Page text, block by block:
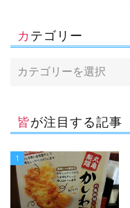
カテゴリー
皆が注目する記事
1